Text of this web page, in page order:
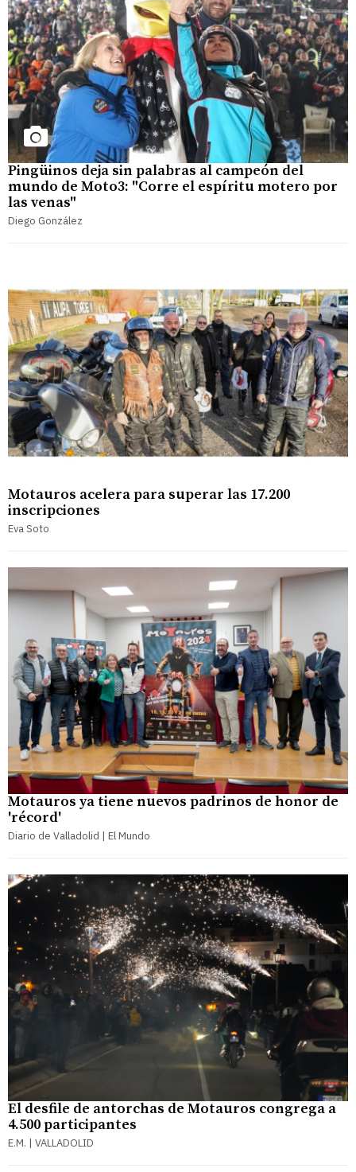
Pingüinos deja sin palabras al campeón del
mundo de Moto3: "Corre el espíritu motero por
las venas"
Diego González
Motauros acelera para superar las 17.200
inscripciones
Eva Soto
Motauros ya tiene nuevos padrinos de honor de
'récord'
Diario de Valladolid | El Mundo
El desfile de antorchas de Motauros congrega a
4.500 participantes
E.M. | VALLADOLID